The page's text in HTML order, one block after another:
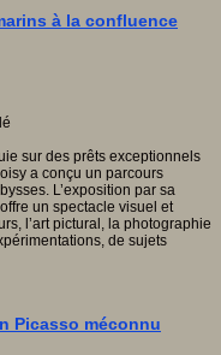
à la confluence
sur des prêts exceptionnels
a conçu un parcours
L’exposition par sa
un spectacle visuel et
l’art pictural, la photographie
de sujets
Picasso méconnu